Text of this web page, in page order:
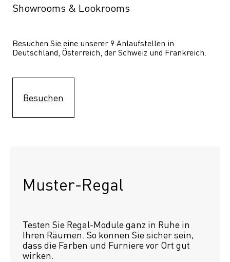
Showrooms & Lookrooms
Besuchen Sie eine unserer 9 Anlaufstellen in
Deutschland, Österreich, der Schweiz und Frankreich.
Besuchen
Muster-Regal
Testen Sie Regal-Module ganz in Ruhe in
Ihren Räumen. So können Sie sicher sein,
dass die Farben und Furniere vor Ort gut
wirken.